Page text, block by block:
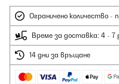
Ограничено количество -
Време за доставка: 4 - 7
14 дни за връщане